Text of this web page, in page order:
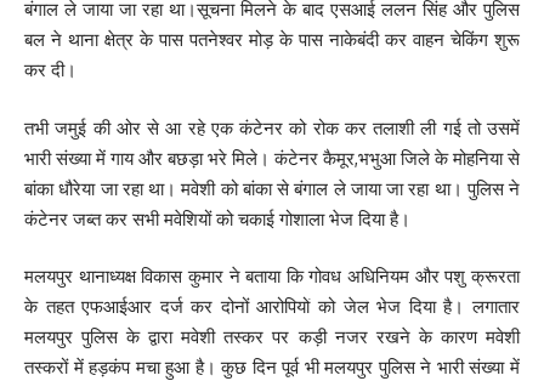
बंगाल ले जाया जा रहा था।सूचना मिलने के बाद एसआई ललन सिंह और पुलिस
बल ने थाना क्षेत्र के पास पतनेश्वर मोड़ के पास नाकेबंदी कर वाहन चेकिंग शुरू
कर दी।
तभी जमुई की ओर से आ रहे एक कंटेनर को रोक कर तलाशी ली गई तो उसमें
भारी संख्या में गाय और बछड़ा भरे मिले। कंटेनर कैमूर,भभुआ जिले के मोहनिया से
बांका धौरेया जा रहा था। मवेशी को बांका से बंगाल ले जाया जा रहा था। पुलिस ने
कंटेनर जब्त कर सभी मवेशियों को चकाई गोशाला भेज दिया है।
मलयपुर थानाध्यक्ष विकास कुमार ने बताया कि गोवध अधिनियम और पशु क्रूरता
के तहत एफआईआर दर्ज कर दोनों आरोपियों को जेल भेज दिया है। लगातार
मलयपुर पुलिस के द्वारा मवेशी तस्कर पर कड़ी नजर रखने के कारण मवेशी
तस्करों में हड़कंप मचा हुआ है। कुछ दिन पूर्व भी मलयपुर पुलिस ने भारी संख्या में